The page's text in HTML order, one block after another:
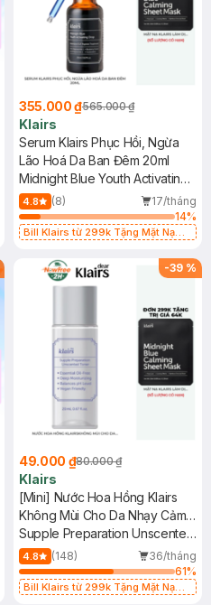
355.000 ₫565.000 ₫
Klairs
Serum Klairs Phục Hồi, Ngừa
Lão Hoá Da Ban Đêm 20ml
Midnight Blue Youth Activating
Drop
4.8 (8)
17/tháng
14%
Bill Klairs từ 299k Tặng Mặt Nạ
25ml (SL Có Hạn)
-39 %
49.000 ₫80.000 ₫
Klairs
[Mini] Nước Hoa Hồng Klairs
Không Mùi Cho Da Nhạy Cảm
20ml
Supple Preparation Unscented
Toner
4.8 (148)
36/tháng
61%
Bill Klairs từ 299k Tặng Mặt Nạ